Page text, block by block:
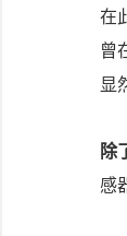
在
曾
显
除
感